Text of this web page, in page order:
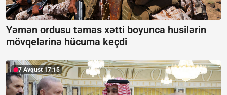
Yəmən ordusu təmas xətti boyunca husilərin
mövqelərinə hücuma keçdi
7 Avqust 17:15